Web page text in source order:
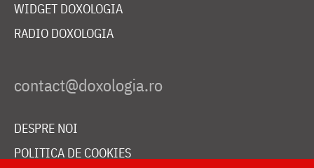
WIDGET DOXOLOGIA
RADIO DOXOLOGIA
DESPRE NOI
POLITICA DE COOKIES